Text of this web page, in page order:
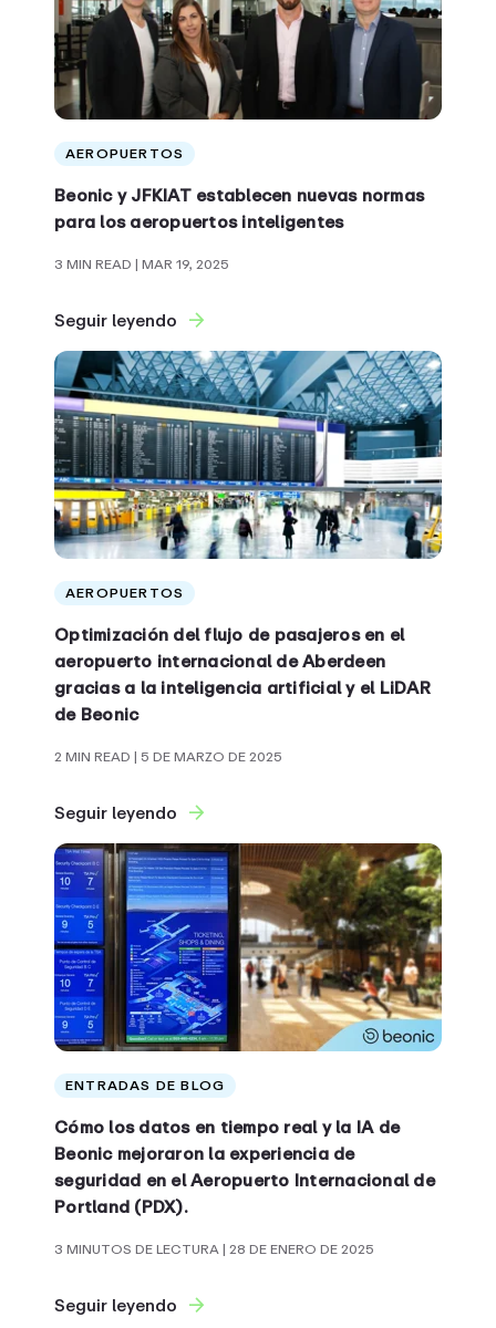
AEROPUERTOS
Beonic y JFKIAT establecen nuevas normas
para los aeropuertos inteligentes
3 MIN READ | MAR 19, 2025
Seguir leyendo
AEROPUERTOS
Optimización del flujo de pasajeros en el
aeropuerto internacional de Aberdeen
gracias a la inteligencia artificial y el LiDAR
de Beonic
2 MIN READ | 5 DE MARZO DE 2025
Seguir leyendo
ENTRADAS DE BLOG
Cómo los datos en tiempo real y la IA de
Beonic mejoraron la experiencia de
seguridad en el Aeropuerto Internacional de
Portland (PDX).
3 MINUTOS DE LECTURA| 28 DE ENERO DE 2025
Seguir leyendo